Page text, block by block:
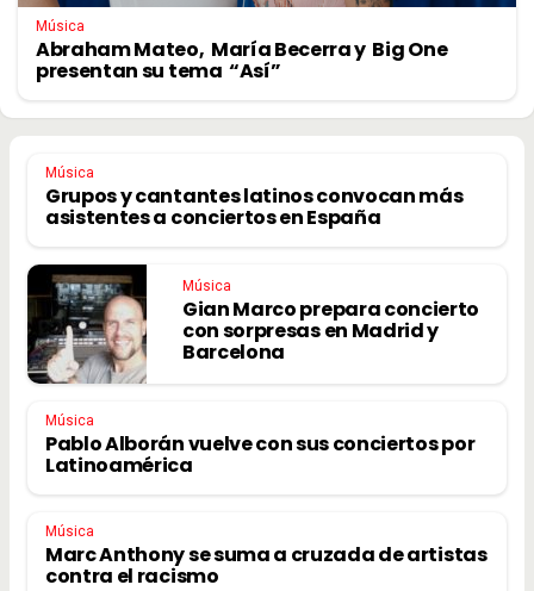
Música
Abraham Mateo, María Becerra y Big One
presentan su tema “Así”
Música
Grupos y cantantes latinos convocan más
asistentes a conciertos en España
Música
Gian Marco prepara concierto
con sorpresas en Madrid y
Barcelona
Música
Pablo Alborán vuelve con sus conciertos por
Latinoamérica
Música
Marc Anthony se suma a cruzada de artistas
contra el racismo